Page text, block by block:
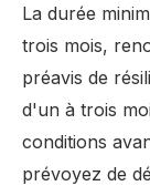
La durée
trois mois,
préavis de
d'un à trois
conditions
prévoyez de